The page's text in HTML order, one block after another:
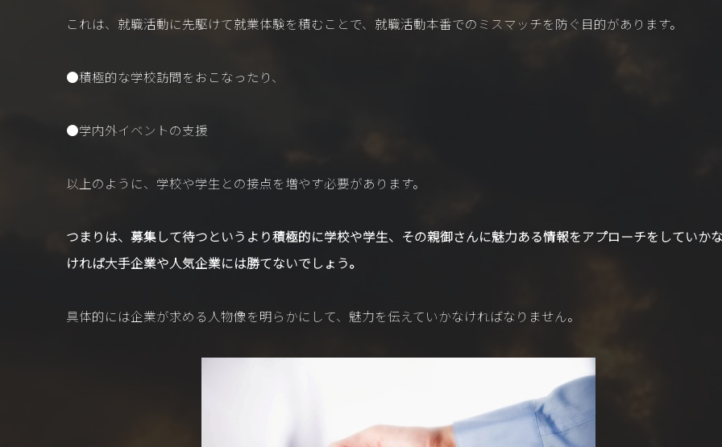
これは、就職活動に先駆けて就業体験を積むことで、就職活動本番でのミスマッチを防ぐ目的があります。
●積極的な学校訪問をおこなったり、
●学内外イベントの支援
以上のように、学校や学生との接点を増やす必要があります。
つまりは、募集して待つというより積極的に学校や学生、その親御さんに魅力ある情報をアプローチをしていか
ければ大手企業や人気企業には勝てないでしょう。
具体的には企業が求める人物像を明らかにして、魅力を伝えていかなければなりません。